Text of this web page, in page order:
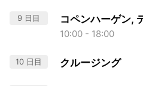
9 日目 コペンハーゲン,
10:00 - 18:00
10 日目 クルージング